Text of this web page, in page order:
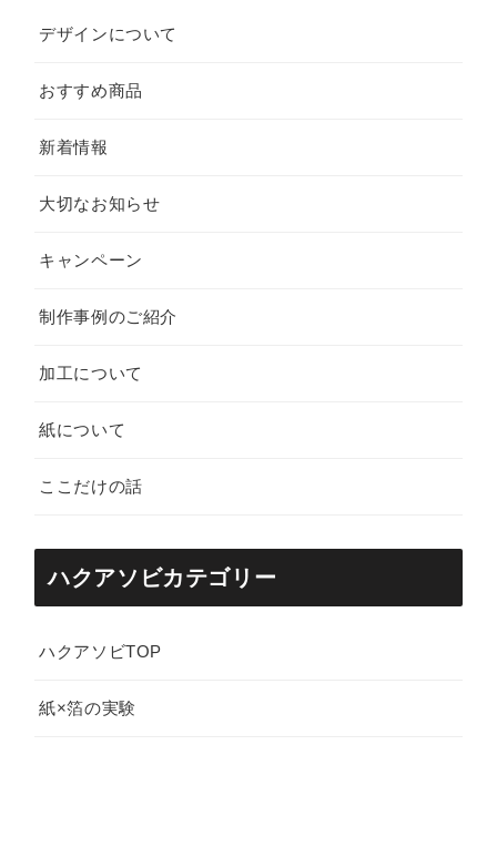
デザインについて
おすすめ商品
新着情報
大切なお知らせ
キャンペーン
制作事例のご紹介
加工について
紙について
ここだけの話
ハクアソビカテゴリー
ハクアソビTOP
紙×箔の実験